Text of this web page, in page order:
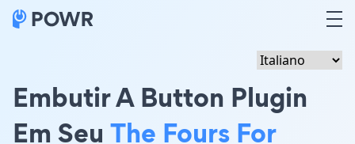
Embutir A Button Plugin
Em Seu The Fours For